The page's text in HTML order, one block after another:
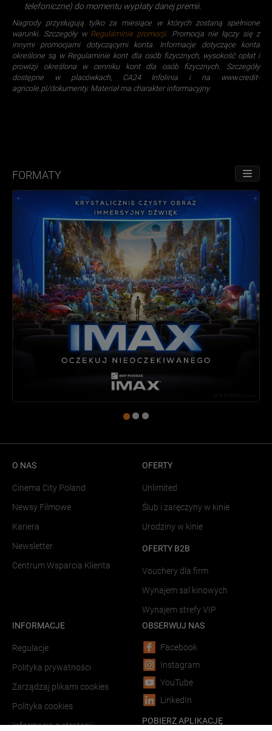
telefoniczne) do momentu wypłaty danej premii.
Nagrody przysługują tylko za miesiące w których zostaną spełnione
warunki. Szczegóły w Regulaminie promocji. Promocja nie łączy się z
innymi promocjami dotyczącymi konta. Informacje dotyczące konta
określone są w Regulaminie kont dla osób fizycznych, wysokość opłat i
prowizji określona w cenniku kont dla osób fizycznych. Szczegóły
dostępne w placówkach, CA24 Infolinia i na www.credit-
agricole.pl/dokumenty. Materiał ma charakter informacyjny
FORMATY
O NAS
Cinema City Poland
Newsy Filmowe
Kariera
Newsletter
Centrum Wsparcia Klienta
OFERTY
Unlimited
Ślub i zaręczyny w kinie
Urodziny w kinie
OFERTY B2B
Vouchery dla firm
Wynajem sal kinowych
Wynajem strefy VIP
INFORMACJE
Regulacje
Polityka prywatności
Zarządzaj plikami cookies
Polityka cookies
Informacja o strategii
OBSERWUJ NAS
Facebook
Instagram
YouTube
LinkedIn
POBIERZ APLIKACJĘ